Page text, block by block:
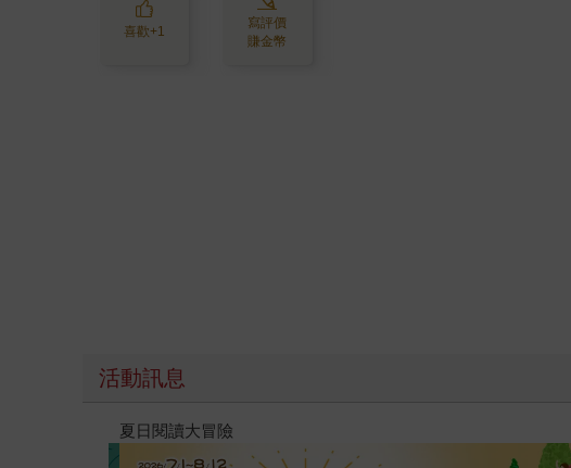
喜歡+1
寫評價
賺金幣
活動訊息
遠流童書展75折起